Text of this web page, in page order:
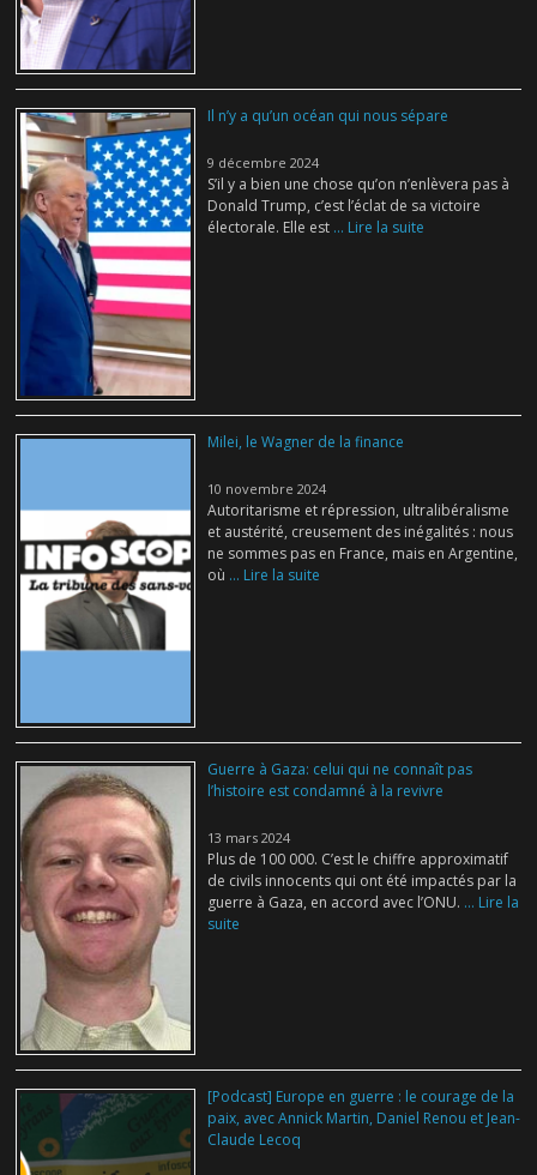
Il n’y a qu’un océan qui nous sépare
9 décembre 2024
S’il y a bien une chose qu’on n’enlèvera pas à
Donald Trump, c’est l’éclat de sa victoire
électorale. Elle est ... Lire la suite
Milei, le Wagner de la finance
10 novembre 2024
Autoritarisme et répression, ultralibéralisme
et austérité, creusement des inégalités : nous
ne sommes pas en France, mais en Argentine,
où ... Lire la suite
Guerre à Gaza: celui qui ne connaît pas
l’histoire est condamné à la revivre
13 mars 2024
Plus de 100 000. C’est le chiffre approximatif
de civils innocents qui ont été impactés par la
guerre à Gaza, en accord avec l’ONU. ... Lire la
suite
[Podcast] Europe en guerre : le courage de la
paix, avec Annick Martin, Daniel Renou et Jean-
Claude Lecoq